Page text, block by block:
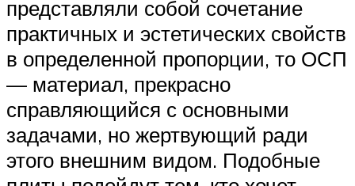
представляли собой сочетание
практичных и эстетических свойств
в определенной пропорции, то ОСП
— материал, прекрасно
справляющийся с основными
задачами, но жертвующий ради
этого внешним видом. Подобные